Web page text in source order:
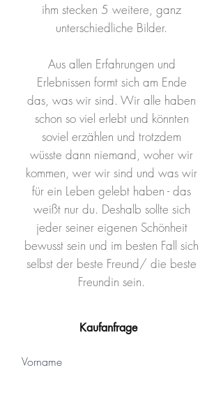
ihm stecken 5 weitere, ganz
unterschiedliche Bilder.
Aus allen Erfahrungen und
Erlebnissen formt sich am Ende
das, was wir sind. Wir alle haben
schon so viel erlebt und könnten
soviel erzählen und trotzdem
wüsste dann niemand, woher wir
kommen, wer wir sind und was wir
für ein Leben gelebt haben - das
weißt nur du. Deshalb sollte sich
jeder seiner eigenen Schönheit
bewusst sein und im besten Fall sich
selbst der beste Freund/ die beste
Freundin sein.
Kaufanfrage
Vorname